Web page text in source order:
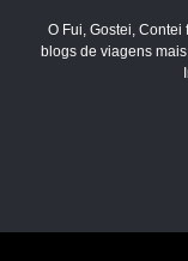
O Fui, Gostei,
blogs de viagens